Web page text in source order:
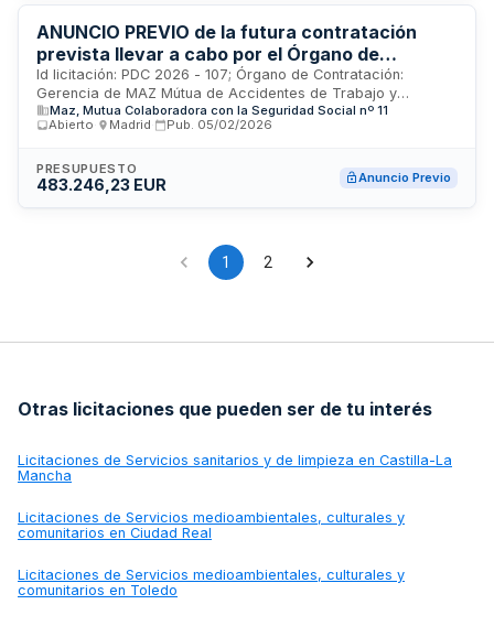
sanitario de las instalaciones según especificaciones
técnicas municipales.
ANUNCIO PREVIO de la futura contratación
prevista llevar a cabo por el Órgano de
Contratación de MAZ a lo largo del ejercicio
2026 del servicio de limpieza integral de los
centros de MAZ en Barbastro, Alagón,
Logroño, Arnedo, Soria, Ceuta y Santander.
Id licitación: PDC 2026 - 107; Órgano de Contratación:
Gerencia de MAZ Mútua de Accidentes de Trabajo y
Enfermedades Profesionales de la Seguridad Social nº 11;
Importe: 0 EUR; Estado: PRE
Maz, Mutua Colaboradora con la Seguridad Social nº 11
Abierto
Madrid Pub. 05/02/2026
PRESUPUESTO
483.246,23 EUR Anuncio Previo
1 2
Otras licitaciones que pueden ser de tu interés
Licitaciones de Servicios sanitarios y de limpieza en Castilla-La
Mancha
Licitaciones de Servicios medioambientales, culturales y
comunitarios en Ciudad Real
Licitaciones de Servicios medioambientales, culturales y
comunitarios en Toledo